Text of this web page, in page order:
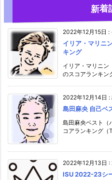
新着
2022年12月15日 :
イリア・マリニ
キング
イリア・マリニン
のスコアランキン
2022年12月14日 :
島田麻央 自己ベ
島田麻央ベスト（
コアランキング（
2022年12月13日 :
ISU 2022-23シ